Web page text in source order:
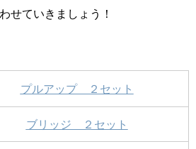
せていきましょう！
プルアップ ２セット
ブリッジ ２セット